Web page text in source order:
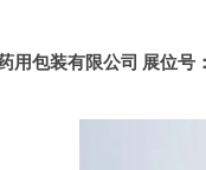
用包装有限公司 展位号